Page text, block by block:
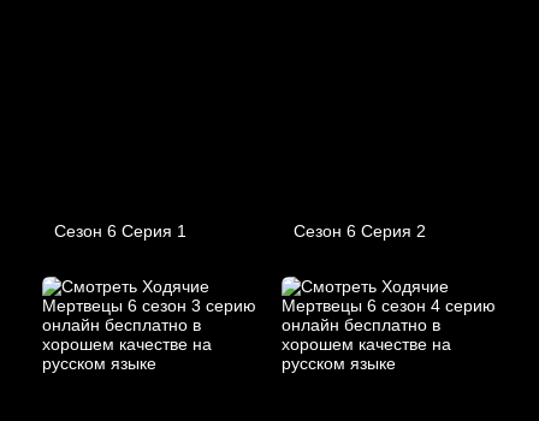
Сезон 6 Серия 1 Сезон 6 Серия 2